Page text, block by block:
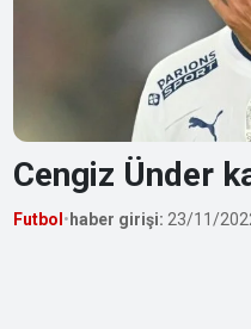
Cengiz Ünder
Futbol • haber girişi: 23/11/